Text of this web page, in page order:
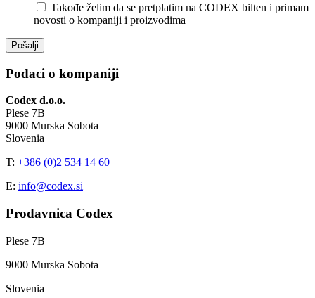
Takođe želim da se pretplatim na CODEX bilten i primam
novosti o kompaniji i proizvodima
Podaci o kompaniji
Codex d.o.o.
Plese 7B
9000 Murska Sobota
Slovenia
T: +386 (0)2 534 14 60
E: info@codex.si
Prodavnica Codex
Plese 7B
9000 Murska Sobota
Slovenia